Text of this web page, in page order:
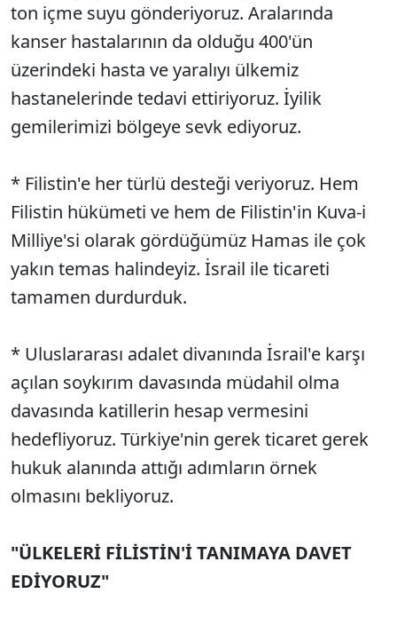
ton içme suyu gönderiyoruz. Aralarında
kanser hastalarının da olduğu 400'ün
üzerindeki hasta ve yaralıyı ülkemiz
hastanelerinde tedavi ettiriyoruz. İyilik
gemilerimizi bölgeye sevk ediyoruz.
* Filistin'e her türlü desteği veriyoruz. Hem
Filistin hükümeti ve hem de Filistin'in Kuva-i
Milliye'si olarak gördüğümüz Hamas ile çok
yakın temas halindeyiz. İsrail ile ticareti
tamamen durdurduk.
* Uluslararası adalet divanında İsrail'e karşı
açılan soykırım davasında müdahil olma
davasında katillerin hesap vermesini
hedefliyoruz. Türkiye'nin gerek ticaret gerek
hukuk alanında attığı adımların örnek
olmasını bekliyoruz.
"ÜLKELERİ FİLİSTİN'İ TANIMAYA DAVET
EDİYORUZ"